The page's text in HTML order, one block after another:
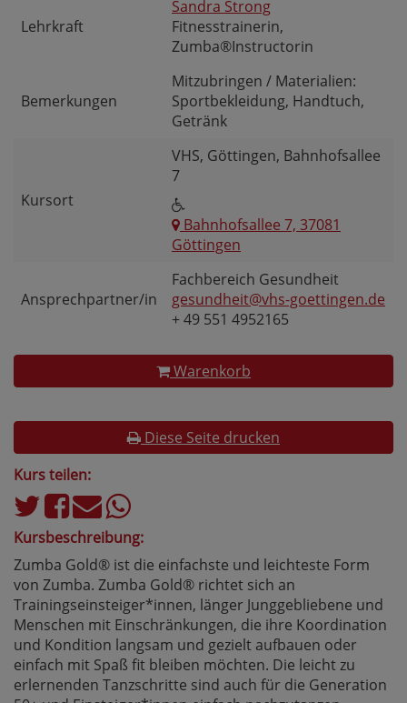
Lehrkraft
Sandra Strong
Fitnesstrainerin,
Zumba®Instructorin
Bemerkungen
Mitzubringen / Materialien:
Sportbekleidung, Handtuch,
Getränk
Kursort
VHS, Göttingen, Bahnhofsallee
7
Bahnhofsallee 7, 37081
Göttingen
Ansprechpartner/in
Fachbereich Gesundheit
gesundheit@vhs-goettingen.de
+ 49 551 4952165
Warenkorb
Diese Seite drucken
Kurs teilen:
Kursbeschreibung:
Zumba Gold® ist die einfachste und leichteste Form
von Zumba. Zumba Gold® richtet sich an
Trainingseinsteiger*innen, länger Junggebliebene und
Menschen mit Einschränkungen, die ihre Koordination
und Kondition langsam und gezielt aufbauen oder
einfach mit Spaß fit bleiben möchten. Die leicht zu
erlernenden Tanzschritte sind auch für die Generation